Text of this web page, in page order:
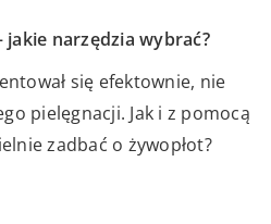
jakie narzędzia wybrać?
się efektownie, nie
pielęgnacji. Jak i z pomocą
zadbać o żywopłot?